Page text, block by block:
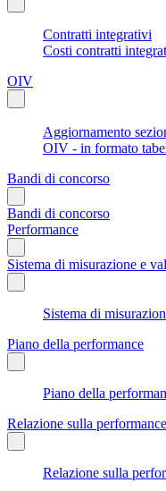
Contratti integrativi
Costi contratti
OIV
Aggiornamento
OIV - in formato
Bandi di concorso
Bandi di concorso
Performance
Sistema di misurazione e
Sistema di
Piano della performance
Piano della
Relazione sulla performance
Relazione sulla